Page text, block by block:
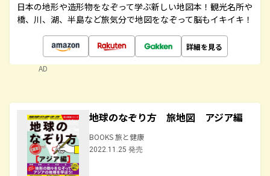
日本の地形や造形物をなぞって学ぶ新しい地図本！観光名所や
橋、川、湖、半島など旅気分で地図をなぞって脳もイキイキ！
詳細を見る
AD
地球のなぞり方 旅地図 アジア編
BOOKS 旅と健康
2022.11.25 発売